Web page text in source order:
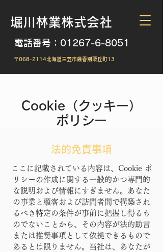
堀川林業株式会社
電話番号：01267-6-8051
​〒068-2114北海道三笠市幾春別栗丘町13
Cookie（クッキー）
ポリシー
法的免責事項
ここに記載されている内容は、Cookie ポ
リシーの作成に関する一般的かつ専門的
な説明および情報にすぎません。あなた
の事業と顧客および訪問者間で構築され
るべき特定の条件が事前に把握し得るも
のでないことから、その内容が法的助言
または推奨事項として依拠できるもので
あるとは限りません。当社は、あなたが